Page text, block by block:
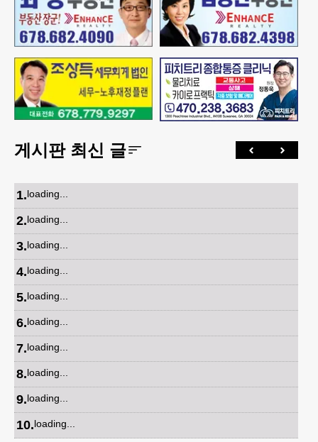
게시판 최신 글
1.loading...
2.loading...
3.loading...
4.loading...
5.loading...
6.loading...
7.loading...
8.loading...
9.loading...
10.loading...